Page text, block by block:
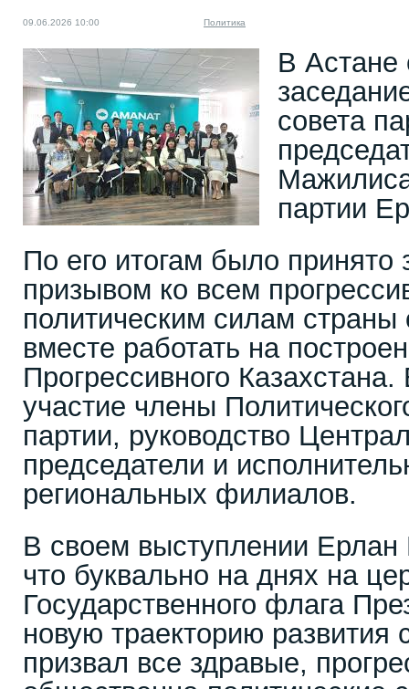
09.06.2026 10:00 Политика
В Астане
совета
партии
По его итогам было принято
призывом ко всем
политическим силам страны
вместе работать на
Прогрессивного
участие члены
партии, руководство
председатели и
региональных филиалов.
В своем выступлении
что буквально на днях на
Государственного флага
новую траекторию развития
призвал все здравые,